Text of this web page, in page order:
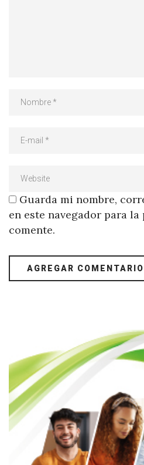
Guarda mi nombre,
en este navegador para la
comente.